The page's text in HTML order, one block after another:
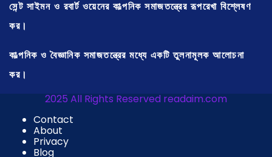
সেন্ট সাইমন ও রবার্ট ওয়েনের কাল্পনিক সমাজতন্ত্রের রূপরেখা বিশ্লেষণ
কর।
কাল্পনিক ও বৈজ্ঞানিক সমাজতন্ত্রের মধ্যে একটি তুলনামূলক আলোচনা
কর।
2025 All Rights Reserved readaim.com
Contact
About
Privacy
Blog